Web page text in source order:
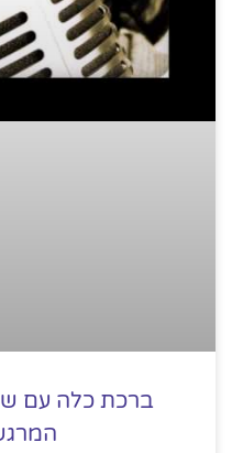
ברכת כלה עם